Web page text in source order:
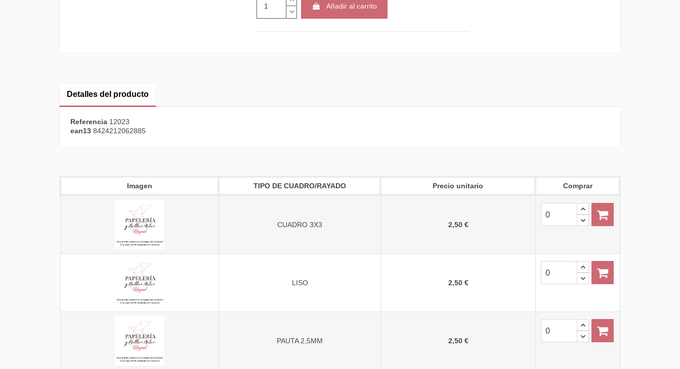
Añadir al carrito
Detalles del producto
Referencia 12023
ean13 8424212062885
Imagen TIPO DE CUADRO/RAYADO Precio unitario Comprar
CUADRO 3X3 2,50 €
LISO 2,50 €
PAUTA 2,5MM 2,50 €